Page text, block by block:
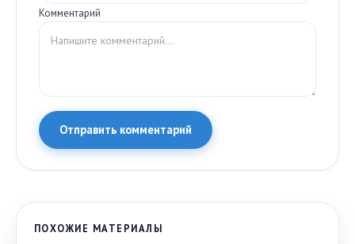
Комментарий
Отправить комментарий
ПОХОЖИЕ МАТЕРИАЛЫ